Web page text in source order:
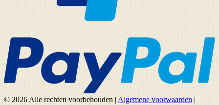
© 2026 Alle rechten voorbehouden | Algemene voorwaarden |